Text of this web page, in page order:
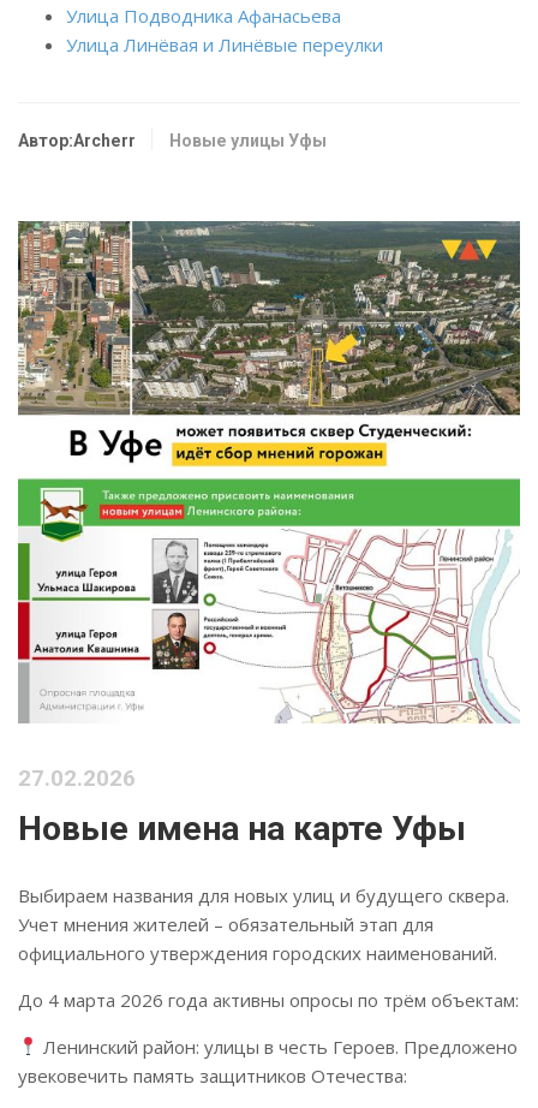
Улица Подводника Афанасьева
Улица Линёвая и Линёвые переулки
Автор:Archerr Новые улицы Уфы
27.02.2026
Новые имена на карте Уфы
Выбираем названия для новых улиц и будущего сквера.
Учет мнения жителей – обязательный этап для
официального утверждения городских наименований.
До 4 марта 2026 года активны опросы по трём объектам:
Ленинский район: улицы в честь Героев. Предложено
увековечить память защитников Отечества: